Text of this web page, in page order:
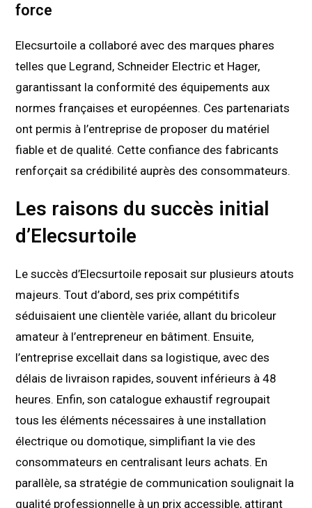
force
Elecsurtoile a collaboré avec des marques phares
telles que Legrand, Schneider Electric et Hager,
garantissant la conformité des équipements aux
normes françaises et européennes. Ces partenariats
ont permis à l’entreprise de proposer du matériel
fiable et de qualité. Cette confiance des fabricants
renforçait sa crédibilité auprès des consommateurs.
Les raisons du succès initial
d’Elecsurtoile
Le succès d’Elecsurtoile reposait sur plusieurs atouts
majeurs. Tout d’abord, ses prix compétitifs
séduisaient une clientèle variée, allant du bricoleur
amateur à l’entrepreneur en bâtiment. Ensuite,
l’entreprise excellait dans sa logistique, avec des
délais de livraison rapides, souvent inférieurs à 48
heures. Enfin, son catalogue exhaustif regroupait
tous les éléments nécessaires à une installation
électrique ou domotique, simplifiant la vie des
consommateurs en centralisant leurs achats. En
parallèle, sa stratégie de communication soulignait la
qualité professionnelle à un prix accessible, attirant